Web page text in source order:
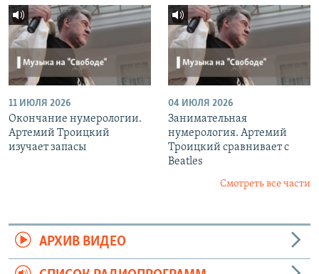
11 ИЮЛЯ 2026
Окончание нумерологии.
Артемий Троицкий
изучает запасы
04 ИЮЛЯ 2026
Занимательная
нумерология. Артемий
Троицкий сравнивает с
Beatles
Смотреть все части
АРХИВ ВИДЕО